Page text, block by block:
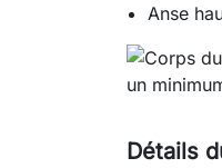
Anse
Détails